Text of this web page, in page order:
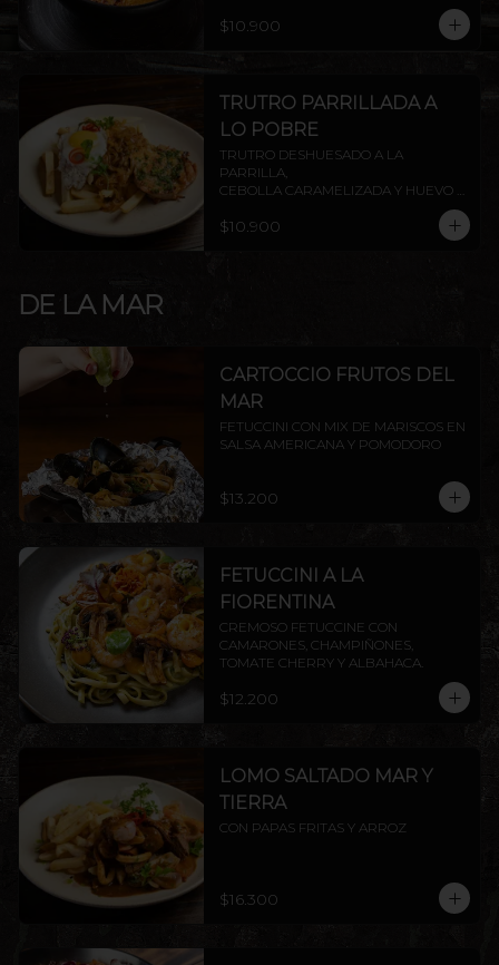
$10.900
TRUTRO PARRILLADA A
LO POBRE
TRUTRO DESHUESADO A LA
PARRILLA,
CEBOLLA CARAMELIZADA Y HUEVO
$10.900
DE LA MAR
CARTOCCIO FRUTOS DEL
MAR
FETUCCINI CON MIX DE MARISCOS EN
SALSA AMERICANA Y POMODORO
$13.200
FETUCCINI A LA
FIORENTINA
CREMOSO FETUCCINE CON
CAMARONES, CHAMPIÑONES,
TOMATE CHERRY Y ALBAHACA.
$12.200
LOMO SALTADO MAR Y
TIERRA
CON PAPAS FRITAS Y ARROZ
$16.300